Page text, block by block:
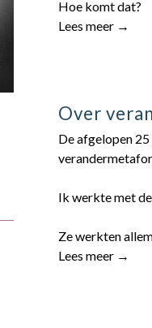
Hoe komt dat?
Lees meer →
Over
De afgelopen
Ik werkte met
Ze werkten
Lees meer →